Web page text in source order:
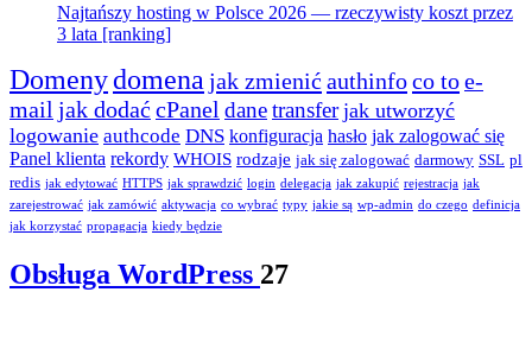
Najtańszy hosting w Polsce 2026 — rzeczywisty koszt przez
3 lata [ranking]
Domenydomena jak zmienić authinfoco toe-
mail jak dodać cPanel danetransfer jak utworzyć
logowanie authcode DNS konfiguracja hasło jak zalogować się
Panel klienta rekordy WHOIS rodzaje jak się zalogować darmowy SSL pl
redis jak edytować HTTPS jak sprawdzić login delegacja jak zakupić rejestracja jak
zarejestrować jak zamówić aktywacja co wybrać typy jakie są wp-admin do czego definicja
jak korzystać propagacja kiedy będzie
Obsługa WordPress 27